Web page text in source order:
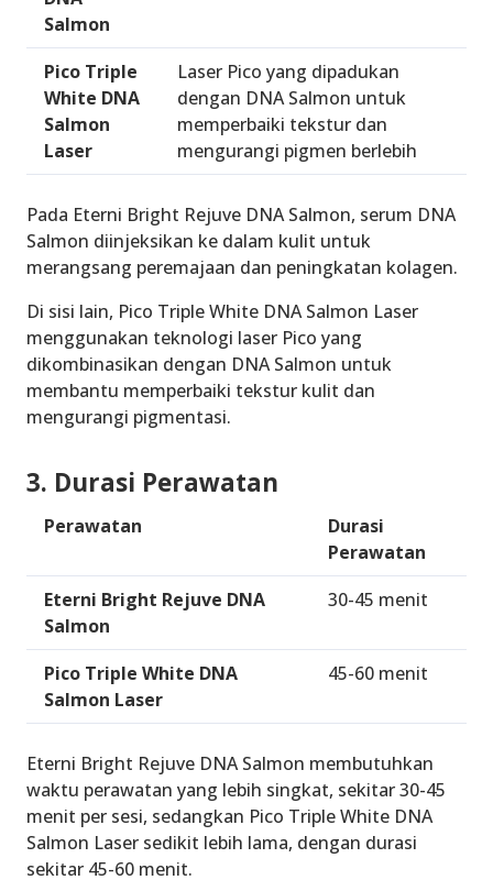
Salmon
Pico Triple
White DNA
Salmon
Laser
Laser Pico yang dipadukan
dengan DNA Salmon untuk
memperbaiki tekstur dan
mengurangi pigmen berlebih
Pada Eterni Bright Rejuve DNA Salmon, serum DNA
Salmon diinjeksikan ke dalam kulit untuk
merangsang peremajaan dan peningkatan kolagen.
Di sisi lain, Pico Triple White DNA Salmon Laser
menggunakan teknologi laser Pico yang
dikombinasikan dengan DNA Salmon untuk
membantu memperbaiki tekstur kulit dan
mengurangi pigmentasi.
3. Durasi Perawatan
Perawatan
Durasi
Perawatan
Eterni Bright Rejuve DNA
Salmon
30-45 menit
Pico Triple White DNA
Salmon Laser
45-60 menit
Eterni Bright Rejuve DNA Salmon membutuhkan
waktu perawatan yang lebih singkat, sekitar 30-45
menit per sesi, sedangkan Pico Triple White DNA
Salmon Laser sedikit lebih lama, dengan durasi
sekitar 45-60 menit.